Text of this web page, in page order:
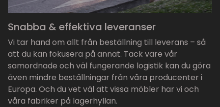
Snabba & effektiva leveranser
Vi tar hand om allt från beställning till leverans – så
att du kan fokusera på annat. Tack vare vår
samordnade och väl fungerande logistik kan du göra
även mindre beställningar från våra producenter i
Europa. Och du vet väl att vissa möbler har vi och
våra fabriker på lagerhyllan.